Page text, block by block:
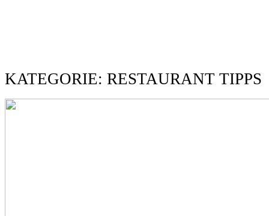
KATEGORIE: RESTAURANT TIPPS